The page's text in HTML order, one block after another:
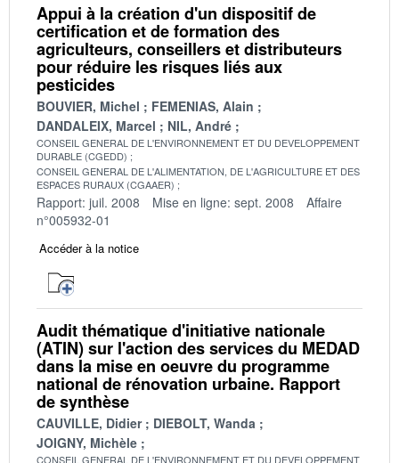
Appui à la création d'un dispositif de
certification et de formation des
agriculteurs, conseillers et distributeurs
pour réduire les risques liés aux
pesticides
BOUVIER, Michel
FEMENIAS, Alain
DANDALEIX, Marcel
NIL, André
CONSEIL GENERAL DE L'ENVIRONNEMENT ET DU DEVELOPPEMENT
DURABLE (CGEDD)
CONSEIL GENERAL DE L'ALIMENTATION, DE L'AGRICULTURE ET DES
ESPACES RURAUX (CGAAER)
Rapport: juil. 2008 Mise en ligne: sept. 2008
Affaire
n°005932-01
Accéder à la notice
Audit thématique d'initiative nationale
(ATIN) sur l'action des services du MEDAD
dans la mise en oeuvre du programme
national de rénovation urbaine. Rapport
de synthèse
CAUVILLE, Didier
DIEBOLT, Wanda
JOIGNY, Michèle
CONSEIL GENERAL DE L'ENVIRONNEMENT ET DU DEVELOPPEMENT